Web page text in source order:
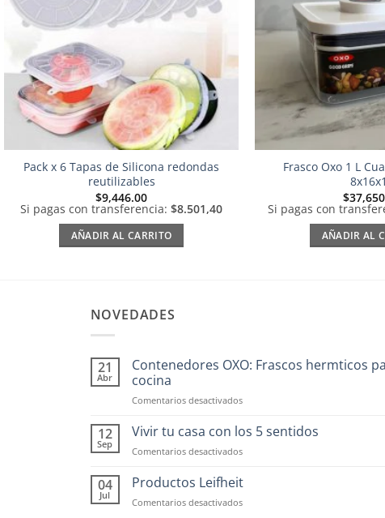
Pack x 6 Tapas de Silicona redondas
reutilizables
$9,446.00
Si pagas con transferencia: $8.501,40
AÑADIR AL CARRITO
Frasco Oxo 1 L
$
Si pagas con
AÑADIR AL
NOVEDADES
21
Abr
Contenedores OXO: Frascos hermticos
cocina
Comentarios desactivadosen
OXO:
Frascos
hermticos
cocina
12
Sep
Vivir tu casa con los 5 sentidos
Comentarios desactivadosen
tu
casa
con
04
Jul
Productos Leifheit
Comentarios desactivadosen